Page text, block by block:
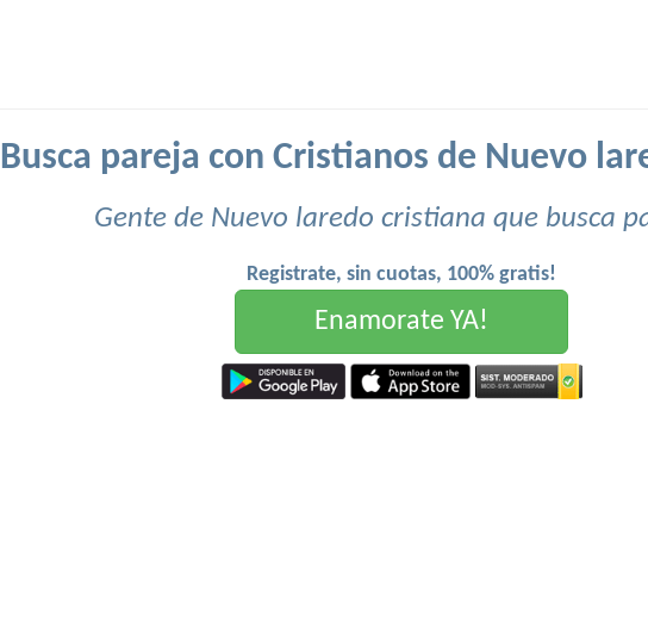
Busca pareja con Cristianos de Nuevo
Gente de Nuevo laredo cristiana que busca
Registrate, sin cuotas, 100% gratis!
Enamorate YA!